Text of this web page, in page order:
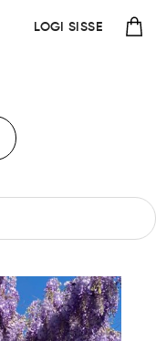
LOGI SISSE